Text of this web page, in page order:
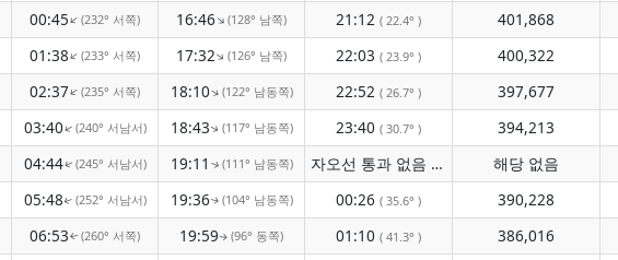
00:45↑(232° 서쪽) 16:46↑(128° 남쪽) 21:12 ( 22.4° ) 401,868
01:38↑(233° 서쪽) 17:32↑(126° 남쪽) 22:03 ( 23.9° ) 400,322
02:37↑(235° 서쪽) 18:10↑(122° 남동쪽) 22:52 ( 26.7° ) 397,677
03:40↑(240° 서남서) 18:43↑(117° 남동쪽) 23:40 ( 30.7° ) 394,213
04:44↑(245° 서남서) 19:11 ↑(111° 남동쪽) 자오선 통과 없음
( 해당 없음 )해당 없음
05:48↑(252° 서남서) 19:36↑(104° 남동쪽) 00:26 ( 35.6° ) 390,228
06:53↑(260° 서쪽) 19:59↑(96° 동쪽) 01:10 ( 41.3° ) 386,016